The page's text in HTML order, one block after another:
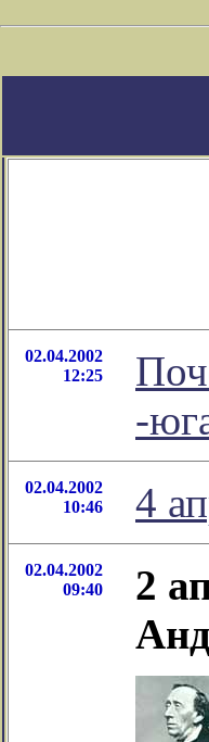
02.04.2002
12:25
-
02.04.2002
10:46
4
02.04.2002
09:40
2